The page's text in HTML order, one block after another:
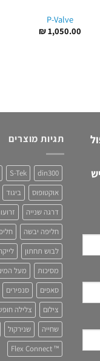
P-Valve
₪1,050.00
תגיות מוצרים
din300
S-Tek
אוקטופוס
ביגוד
דרגה שנייה
חליפה יבשה
לבוש תחתון
מסיכות
מעל
סאפים
סנפירים
צילום
צלילה
שחייה
שנירקול
™ Flex Connect